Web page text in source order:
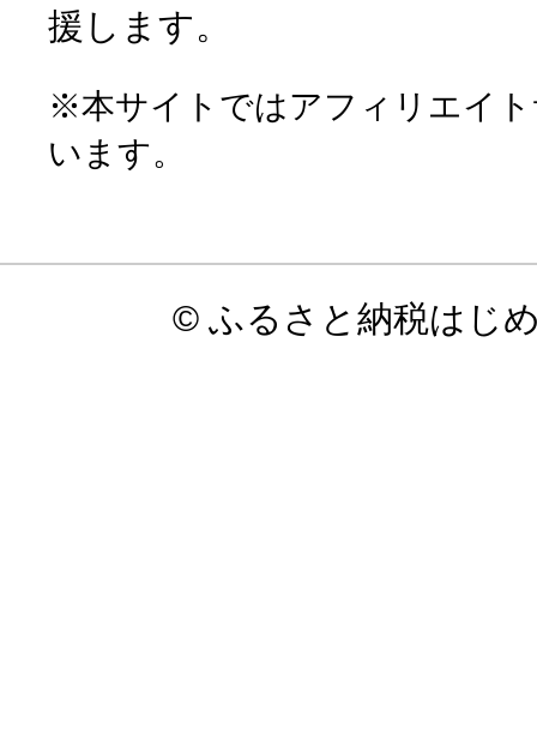
援します。
※本サイトではアフィリエイ
います。
© ふるさと納税はじ